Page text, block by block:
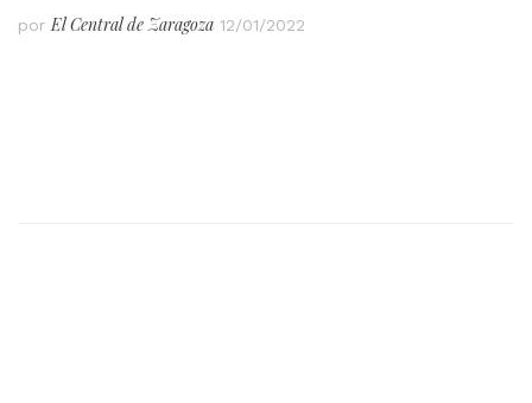
por El Central de Zaragoza 12/01/2022